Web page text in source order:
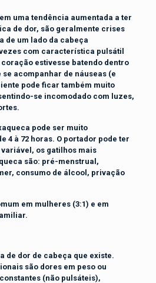
uma tendência aumentada a ter
de dor, são geralmente crises
de um lado da cabeça
com característica pulsátil
estivesse batendo dentro
acompanhar de náuseas (e
pode ficar também muito
se incomodado com luzes,
pode ser muito
4 à 72 horas. O portador pode ter
os gatilhos mais
são: pré-menstrual,
consumo de álcool, privação
em mulheres (3:1) e em
de dor de cabeça que existe.
são dores em peso ou
(não pulsáteis),